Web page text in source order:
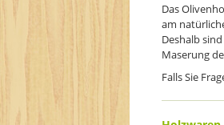
Das
am
Deshalb
Maserung
Falls Sie